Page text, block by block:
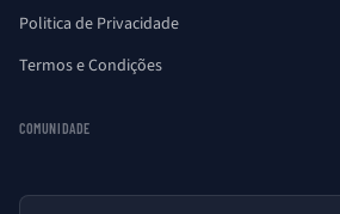
Politica de Privacidade
Termos e Condições
COMUNIDADE